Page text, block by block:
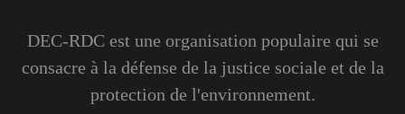
DEC-RDC est une organisation populaire qui se
consacre à la défense de la justice sociale et de la
protection de l'environnement.